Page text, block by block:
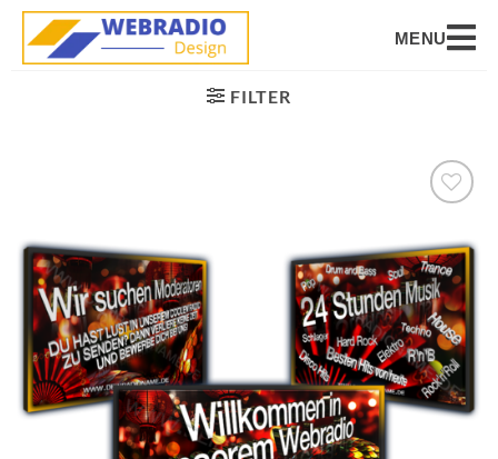
MENU
FILTER
Wunschliste
setzen